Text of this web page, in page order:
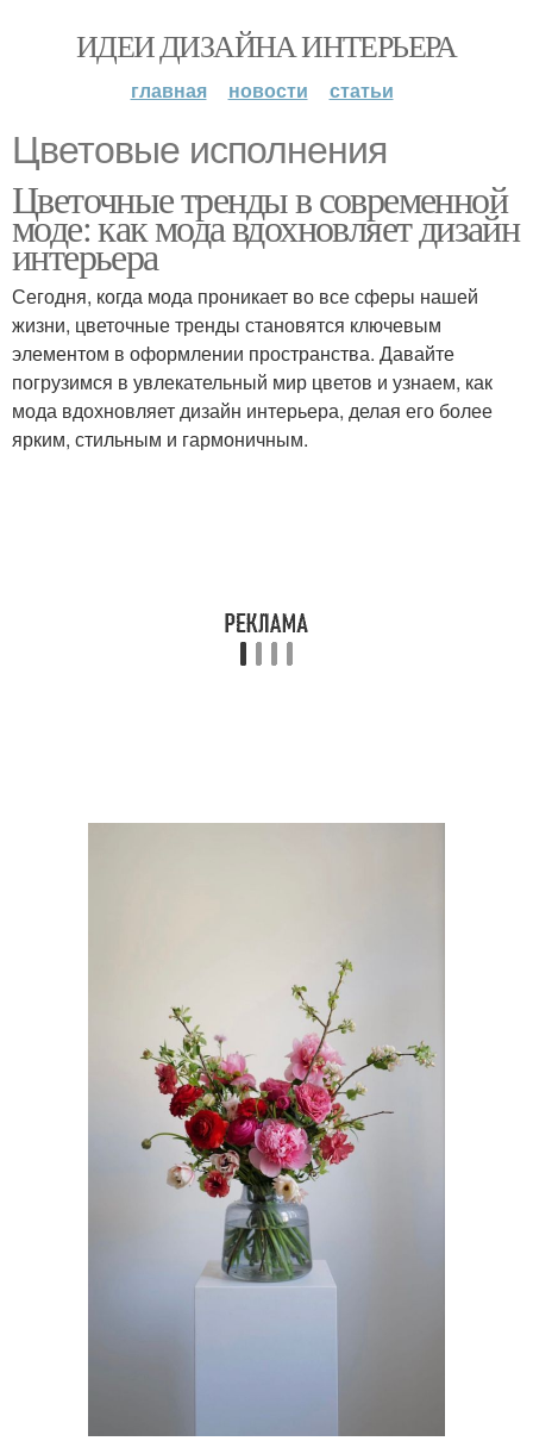
ИДЕИ ДИЗАЙНА ИНТЕРЬЕРА
главная новости статьи
Цветовые исполнения
Цветочные тренды в современной
моде: как мода вдохновляет дизайн
интерьера
Сегодня, когда мода проникает во все сферы нашей
жизни, цветочные тренды становятся ключевым
элементом в оформлении пространства. Давайте
погрузимся в увлекательный мир цветов и узнаем, как
мода вдохновляет дизайн интерьера, делая его более
ярким, стильным и гармоничным.